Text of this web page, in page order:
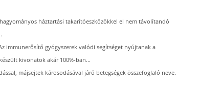
háztartási takarítóeszközökkel el nem távolítandó
immunerősítő gyógyszerek valódi segítséget nyújtanak a
kivonatok akár 100%-ban...
májsejtek károsodásával járó betegségek összefoglaló neve.